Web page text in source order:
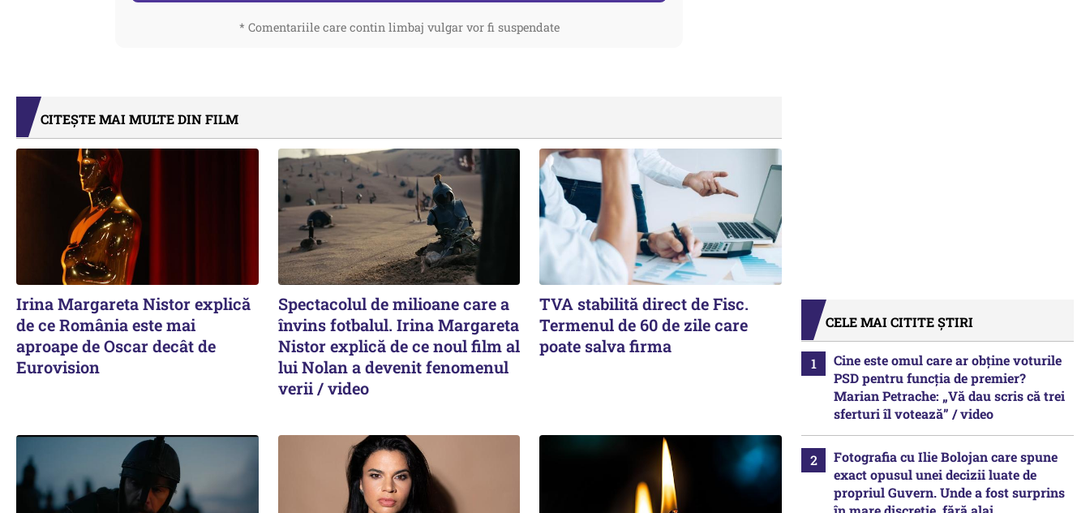
* Comentariile care contin limbaj vulgar vor fi suspendate
CITEȘTE MAI MULTE DIN FILM
Irina Margareta Nistor explică
de ce România este mai
aproape de Oscar decât de
Eurovision
Spectacolul de milioane care a
învins fotbalul. Irina Margareta
Nistor explică de ce noul film al
lui Nolan a devenit fenomenul
verii / video
TVA stabilită direct de Fisc.
Termenul de 60 de zile care
poate salva firma
CELE MAI CITITE ȘTIRI
Cine este omul care ar obține voturile
PSD pentru funcția de premier?
Marian Petrache: „Vă dau scris că trei
sferturi îl votează” / video
Fotografia cu Ilie Bolojan care spune
exact opusul unei decizii luate de
propriul Guvern. Unde a fost surprins